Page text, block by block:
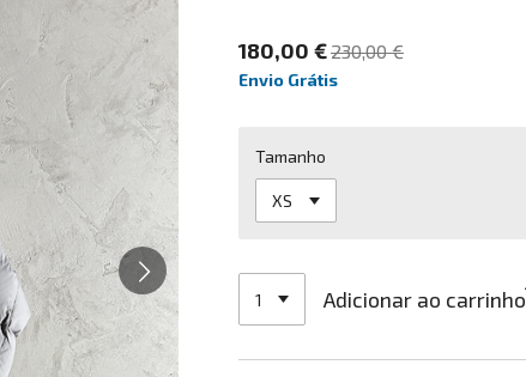
180,00 €230,00 €
Envio Grátis
Tamanho
Adicionar ao carrinho